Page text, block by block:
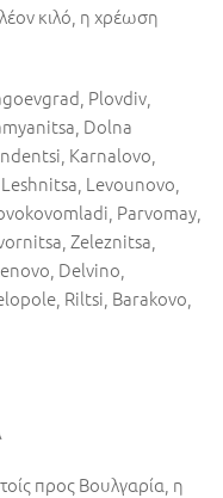
κιλό, η χρέωση
Plovdiv,
Dolna
Karnalovo,
Levounovo,
Parvomay,
Zeleznitsa,
Delvino,
Riltsi, Barakovo,
προς Βουλγαρία, η